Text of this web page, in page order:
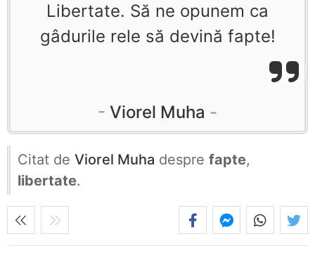
Libertate. Să ne opunem ca
gâdurile rele să devină fapte!
Viorel Muha
Citat de Viorel Muha despre fapte,
libertate.